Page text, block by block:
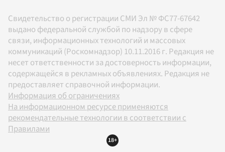
Свидетельство о регистрации СМИ Эл № ФС77-67642
выдано федеральной службой по надзору в сфере
связи, информационных технологий и массовых
коммуникаций (Роскомнадзор) 10.11.2016 г. Редакция не
несет ответственности за достоверность информации,
содержащейся в рекламных объявлениях. Редакция не
предоставляет справочной информации.
Информация об ограничениях
На информационном ресурсе применяются
рекомендательные технологии в соответствии с
Правилами
18+